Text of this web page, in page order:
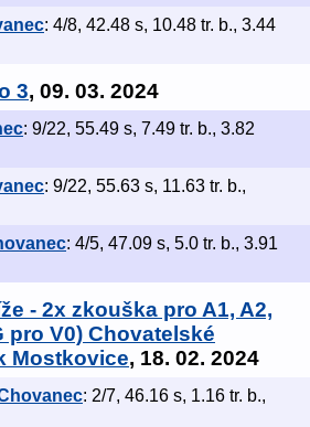
: 4/8, 42.48 s, 10.48 tr. b., 3.44
3, 09. 03. 2024
: 9/22, 55.49 s, 7.49 tr. b., 3.82
: 9/22, 55.63 s, 11.63 tr. b.,
: 4/5, 47.09 s, 5.0 tr. b., 3.91
- 2x zkouška pro A1, A2,
pro V0) Chovatelské
Mostkovice, 18. 02. 2024
: 2/7, 46.16 s, 1.16 tr. b.,